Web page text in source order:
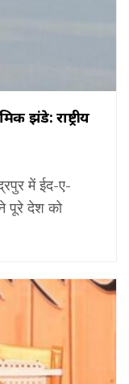
झंडे: राष्ट्रीय
में ईद-ए-
पूरे देश को